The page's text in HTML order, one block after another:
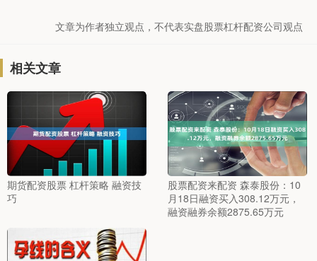
文章为作者独立观点，不代表实盘股票杠杆配资公司观点
相关文章
期货配资股票 杠杆策略 融资技
巧
股票配资来配资 森泰股份：10
月18日融资买入308.12万元，
融资融券余额2875.65万元